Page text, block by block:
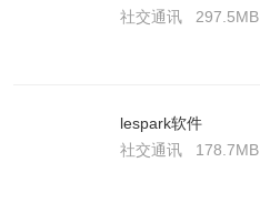
社交通讯
297.5MB
lespark软件
社交通讯
178.7MB